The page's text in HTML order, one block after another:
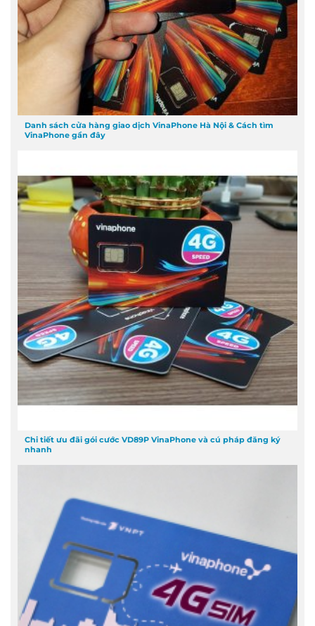
Danh sách cửa hàng giao dịch VinaPhone Hà Nội & Cách tìm
VinaPhone gần đây
Chi tiết ưu đãi gói cước VD89P VinaPhone và cú pháp đăng ký
nhanh